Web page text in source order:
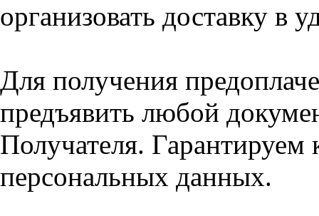
организовать доставку в
Для получения
предъявить любой
Получателя.
персональных данных.